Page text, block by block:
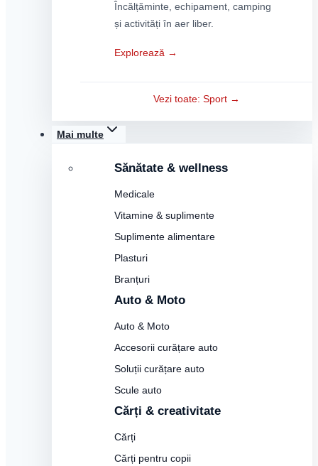
Încălțăminte, echipament, camping
și activități în aer liber.
Explorează →
Vezi toate: Sport →
Mai multe
Sănătate & wellness
Medicale
Vitamine & suplimente
Suplimente alimentare
Plasturi
Branțuri
Auto & Moto
Auto & Moto
Accesorii curățare auto
Soluții curățare auto
Scule auto
Cărți & creativitate
Cărți
Cărți pentru copii